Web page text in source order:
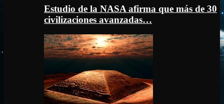
Estudio de la NASA afirma que más de 30
civilizaciones avanzadas…